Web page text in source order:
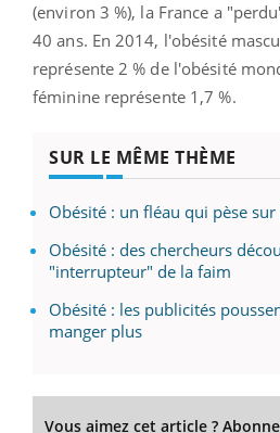
(environ 3 %), la France a
40 ans. En 2014, l'obésité
représente 2 % de l'obésité
féminine représente 1,7 %.
SUR LE MÊME THÈME
Obésité : un fléau qui pèse
Obésité : des chercheurs
"interrupteur" de la faim
Obésité : les publicités
manger plus
Vous aimez cet article ?